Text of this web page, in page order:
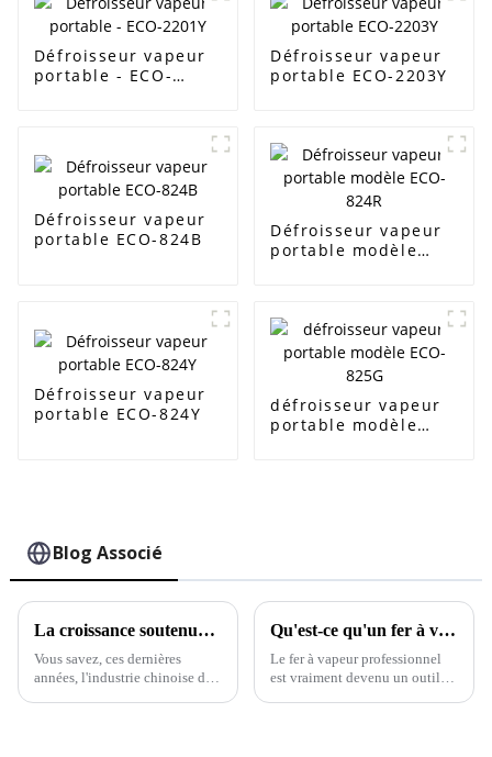
Défroisseur vapeur
portable - ECO-
Défroisseur vapeur
portable ECO-2203Y
Défroisseur vapeur
portable ECO-824B
Défroisseur vapeur
portable modèle
Défroisseur vapeur
portable ECO-824Y
défroisseur vapeur
portable modèle
Blog Associé
La croissance soutenue des machines à défroisser les vêtements en Chine malgré les défis liés aux droits de douane sino-américains
Vous savez, ces dernières
années, l'industrie chinoise des
Qu'est-ce qu'un fer à vapeur professionnel et comment fonctionne-t-il ?
Le fer à vapeur professionnel
est vraiment devenu un outil